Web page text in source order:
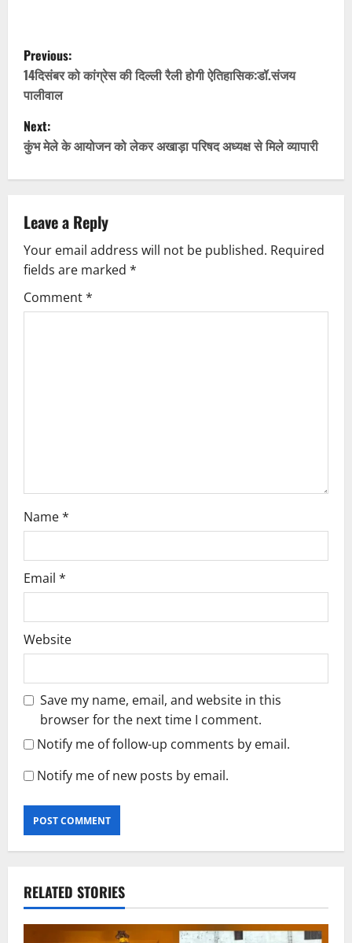
P
o
s
t
n
a
v
i
g
Previous:
14दिसंबर को कांग्रेस की दिल्ली रैली होगी ऐतिहासिक:डॉ.संजय
पालीवाल
Next:
कुंभ मेले के आयोजन को लेकर अखाड़ा परिषद अध्यक्ष से मिले व्यापारी
Leave a Reply
Your email address will not be published. Required
fields are marked *
Comment*
Name*
Email *
Website
Save my name, email, and website in this
browser for the next time I comment.
Notify me of follow-up comments by email.
Notify me of new posts by email.
RELATED STORIES